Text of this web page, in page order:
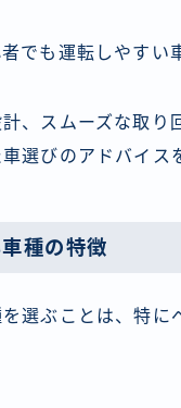
でも運転しやす
、スムーズな取
選びのアドバイス
種の特徴
選ぶことは、特